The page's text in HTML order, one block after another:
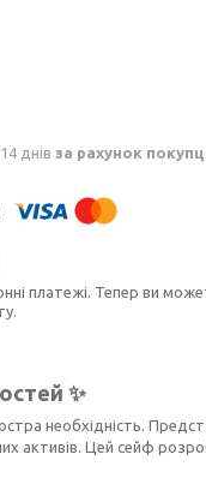
днів за рахунок
платежі. Тепер ви
✨
необхідність.
активів. Цей сейф